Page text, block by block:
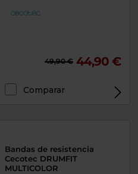
49,90 € 44,90 €
Comparar
Bandas de resistencia
Cecotec DRUMFIT
MULTICOLOR